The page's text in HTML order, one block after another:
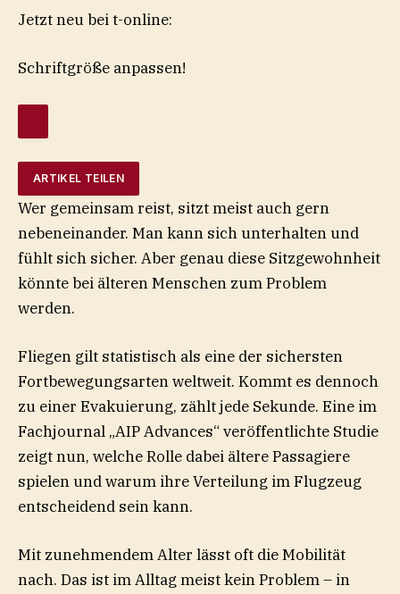
Jetzt neu bei t-online:
Schriftgröße anpassen!
ARTIKEL TEILEN
Wer gemeinsam reist, sitzt meist auch gern
nebeneinander. Man kann sich unterhalten und
fühlt sich sicher. Aber genau diese Sitzgewohnheit
könnte bei älteren Menschen zum Problem
werden.
Fliegen gilt statistisch als eine der sichersten
Fortbewegungsarten weltweit. Kommt es dennoch
zu einer Evakuierung, zählt jede Sekunde. Eine im
Fachjournal „AIP Advances“ veröffentlichte Studie
zeigt nun, welche Rolle dabei ältere Passagiere
spielen und warum ihre Verteilung im Flugzeug
entscheidend sein kann.
Mit zunehmendem Alter lässt oft die Mobilität
nach. Das ist im Alltag meist kein Problem – in